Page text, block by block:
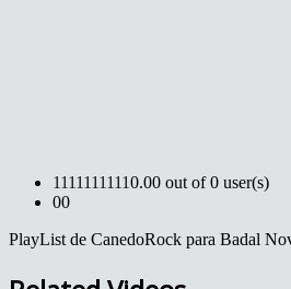
11111111110.00 out of 0 user(s)
00
PlayList de CanedoRock para Badal